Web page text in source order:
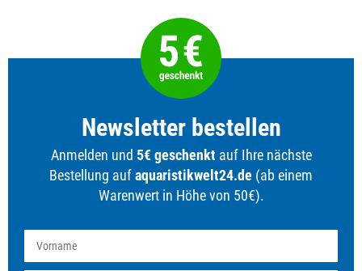
Newsletter bestellen
Anmelden und 5€ geschenktauf Ihre nächste
Bestellung aufaquaristikwelt24.de (ab einem
Warenwert in Höhe von 50€).